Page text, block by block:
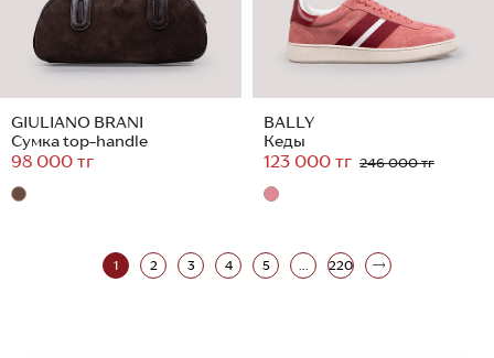
GIULIANO BRANI
Сумка top-handle
98 000 тг
BALLY
Кеды
123 000 тг 246 000 тг
1 2 3 4 5 ... 220